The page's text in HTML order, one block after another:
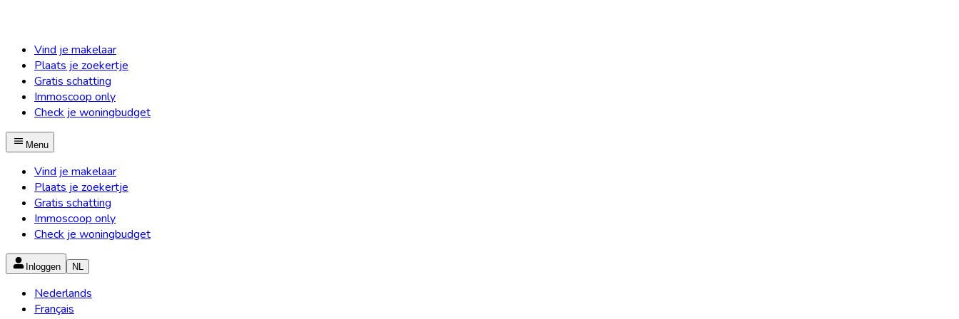
Vind je makelaar
Plaats je zoekertje
Gratis schatting
Immoscoop only
Check je woningbudget
Menu
Vind je makelaar
Plaats je zoekertje
Gratis schatting
Immoscoop only
Check je woningbudget
Inloggen NL
Nederlands
Français